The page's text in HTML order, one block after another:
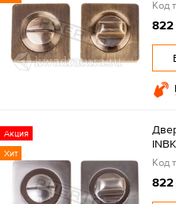
Код
822
Акция
Хит
Код
822